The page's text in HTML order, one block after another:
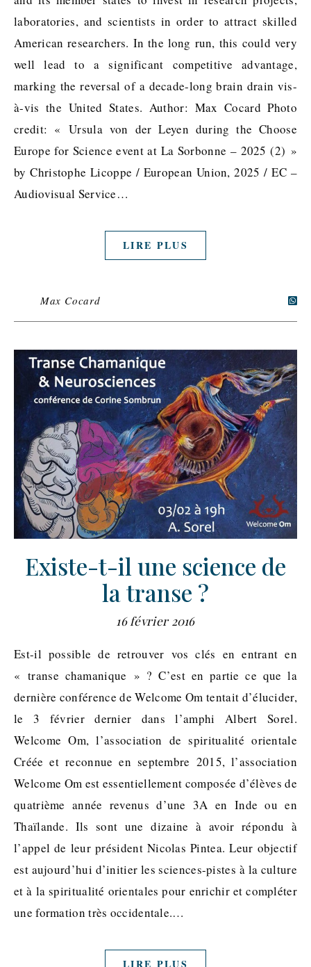
laboratories, and scientists in order to attract skilled
American researchers. In the long run, this could very
well lead to a significant competitive advantage,
marking the reversal of a decade-long brain drain vis-
à-vis the United States. Author: Max Cocard Photo
credit: « Ursula von der Leyen during the Choose
Europe for Science event at La Sorbonne – 2025 (2) »
by Christophe Licoppe / European Union, 2025 / EC –
Audiovisual Service…
LIRE PLUS
Max Cocard
Existe-t-il une science de
la transe ?
16 février 2016
Est-il possible de retrouver vos clés en entrant en
« transe chamanique » ? C’est en partie ce que la
dernière conférence de Welcome Om tentait d’élucider,
le 3 février dernier dans l’amphi Albert Sorel.
Welcome Om, l’association de spiritualité orientale
Créée et reconnue en septembre 2015, l’association
Welcome Om est essentiellement composée d’élèves de
quatrième année revenus d’une 3A en Inde ou en
Thaïlande. Ils sont une dizaine à avoir répondu à
l’appel de leur président Nicolas Pintea. Leur objectif
est aujourd’hui d’initier les sciences-pistes à la culture
et à la spiritualité orientales pour enrichir et compléter
une formation très occidentale.…
LIRE PLUS